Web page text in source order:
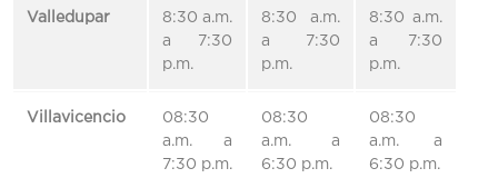
Valledupar
8:30 a.m.
a 7:30
p.m.
8:30 a.m.
a 7:30
p.m.
8:30 a.m.
a 7:30
p.m.
Villavicencio
08:30
a.m. a
7:30 p.m.
08:30
a.m. a
6:30 p.m.
08:30
a.m. a
6:30 p.m.